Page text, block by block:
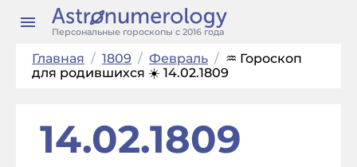
Персональные гороскопы с 2016 года
Главная / 1809 / Февраль / ♒ Гороскоп
для родившихся ☀️ 14.02.1809
14.02.1809